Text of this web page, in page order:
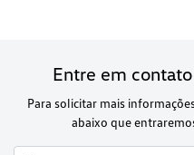
Entre em
Para solicitar mais
abaixo que